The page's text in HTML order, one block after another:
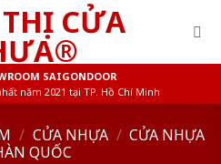
SAIGONDOOR
năm 2021 tại TP. Hồ Chí Minh
/ CỬA NHỰA / CỬA NHỰA
QUỐC